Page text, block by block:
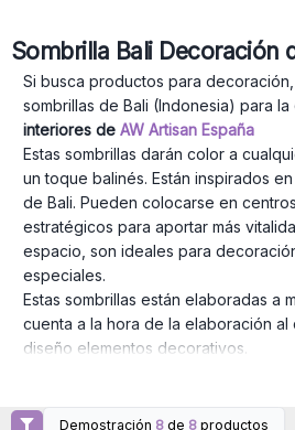
Sombrilla Bali Decoración
Si busca productos para
sombrillas de Bali (Indonesia) para la
interiores de AW Artisan España
Estas sombrillas darán color a
un toque balinés. Están inspirados
de Bali. Pueden colocarse en
estratégicos para aportar más
espacio, son ideales para
especiales.
Estas sombrillas están elaboradas a
cuenta a la hora de la elaboración al
diseño elementos decorativos.
Los colores que ofrecemos para las
Demostración 8 de 8 productos